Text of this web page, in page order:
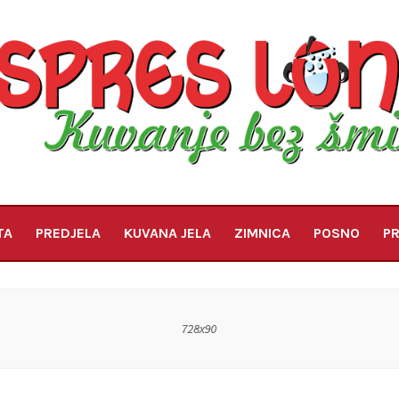
PREDJELA KUVANA JELA ZIMNICA POSNO